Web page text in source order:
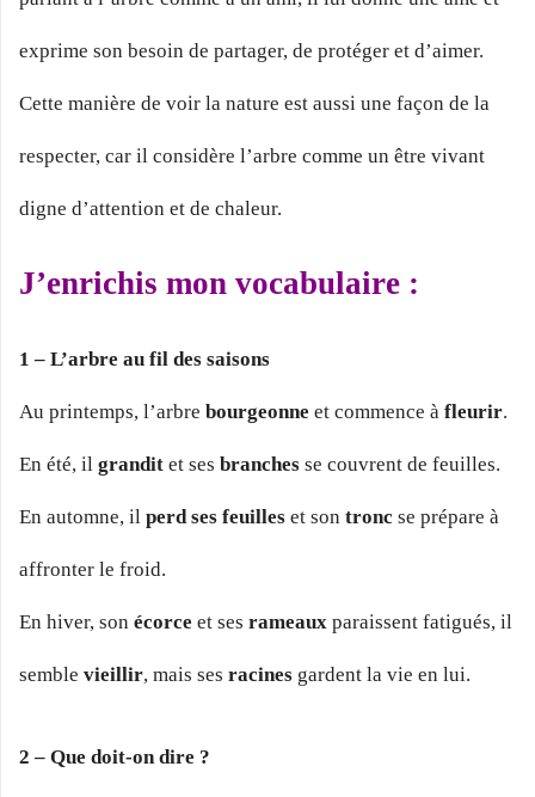
exprime son besoin de partager, de protéger et d’aimer.
Cette manière de voir la nature est aussi une façon de la
respecter, car il considère l’arbre comme un être vivant
digne d’attention et de chaleur.
J’enrichis mon vocabulaire :
1 – L’arbre au fil des saisons
Au printemps, l’arbre bourgeonne et commence à fleurir.
En été, il grandit et ses branches se couvrent de feuilles.
En automne, il perd ses feuilles et son tronc se prépare à
affronter le froid.
En hiver, son écorce et ses rameaux paraissent fatigués, il
semble vieillir, mais ses racines gardent la vie en lui.
2 – Que doit-on dire ?